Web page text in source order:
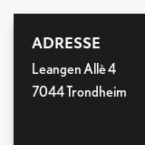
ADRESSE
Leangen Allè 4
7044 Trondheim